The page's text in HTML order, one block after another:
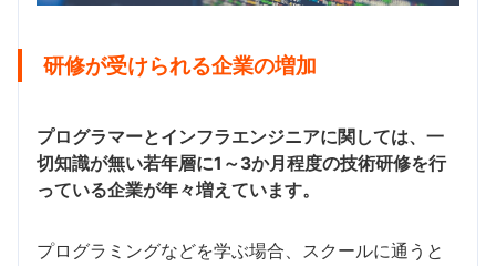
研修が受けられる企業の増加
プログラマーとインフラエンジニアに関しては、一
切知識が無い若年層に1～3か月程度の技術研修を行
っている企業が年々増えています。
プログラミングなどを学ぶ場合、スクールに通うと